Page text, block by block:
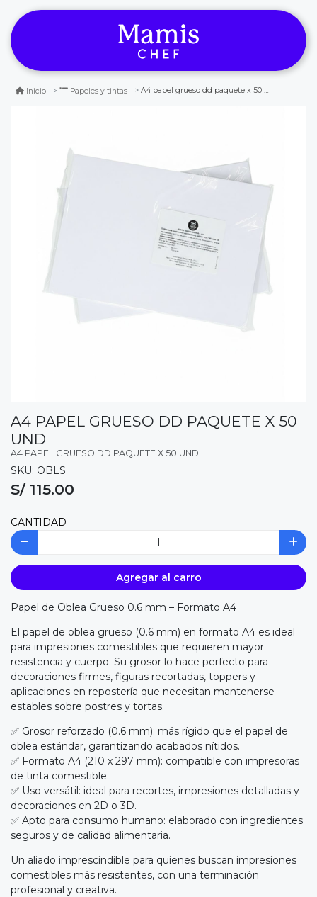
Inicio Papeles y tintas A4 papel grueso dd paquete x 50 und
A4 PAPEL GRUESO DD PAQUETE X 50
UND
A4 PAPEL GRUESO DD PAQUETE X 50 UND
SKU: OBLS
S/ 115.00
CANTIDAD
Agregar al carro
Papel de Oblea Grueso 0.6 mm – Formato A4
El papel de oblea grueso (0.6 mm) en formato A4 es ideal
para impresiones comestibles que requieren mayor
resistencia y cuerpo. Su grosor lo hace perfecto para
decoraciones firmes, figuras recortadas, toppers y
aplicaciones en repostería que necesitan mantenerse
estables sobre postres y tortas.
✅ Grosor reforzado (0.6 mm): más rígido que el papel de
oblea estándar, garantizando acabados nítidos.
✅ Formato A4 (210 x 297 mm): compatible con impresoras
de tinta comestible.
✅ Uso versátil: ideal para recortes, impresiones detalladas y
decoraciones en 2D o 3D.
✅ Apto para consumo humano: elaborado con ingredientes
seguros y de calidad alimentaria.
Un aliado imprescindible para quienes buscan impresiones
comestibles más resistentes, con una terminación
profesional y creativa.